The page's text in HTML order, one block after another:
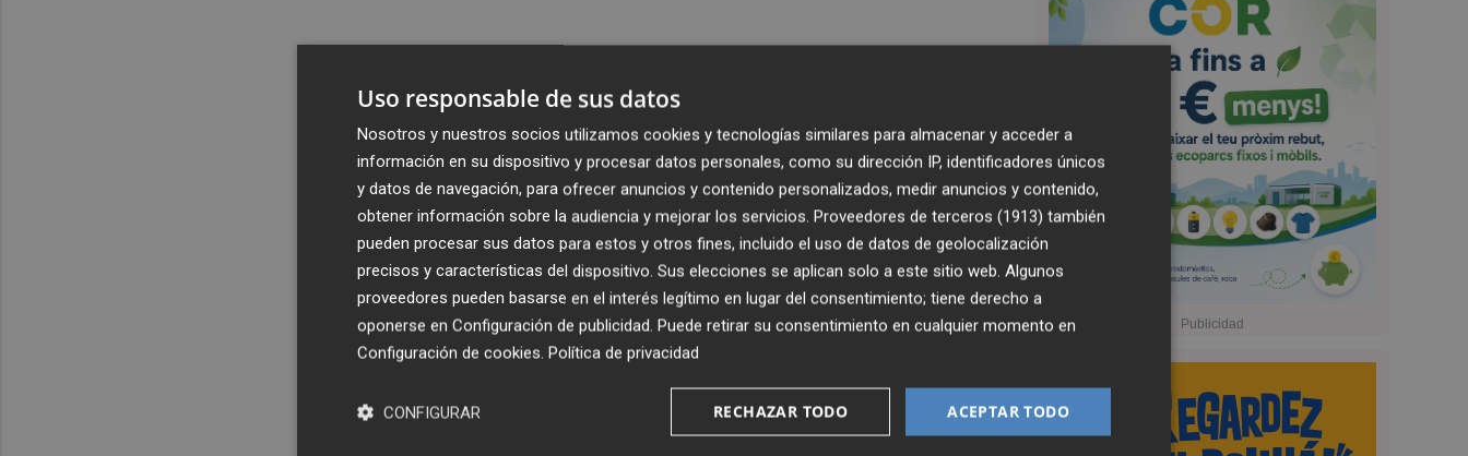
Uso responsable de sus datos
Nosotros y nuestros socios utilizamos cookies y tecnologías similares para almacenar y acceder a
información en su dispositivo y procesar datos personales, como su dirección IP, identificadores únicos
y datos de navegación, para ofrecer anuncios y contenido personalizados, medir anuncios y contenido,
obtener información sobre la audiencia y mejorar los servicios. Proveedores de terceros (1913) también
pueden procesar sus datos para estos y otros fines, incluido el uso de datos de geolocalización
precisos y características del dispositivo. Sus elecciones se aplican solo a este sitio web. Algunos
proveedores pueden basarse en el interés legítimo en lugar del consentimiento; tiene derecho a
oponerse en Configuración de publicidad. Puede retirar su consentimiento en cualquier momento en
Configuración de cookies. Política de privacidad
ACEPTAR TODO
RECHAZAR TODO
CONFIGURAR